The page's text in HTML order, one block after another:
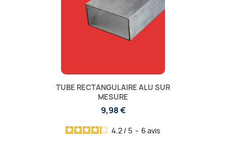
TUBE RECTANGULAIRE ALU SUR
MESURE
9,98 €
4.2 / 5 - 6 avis